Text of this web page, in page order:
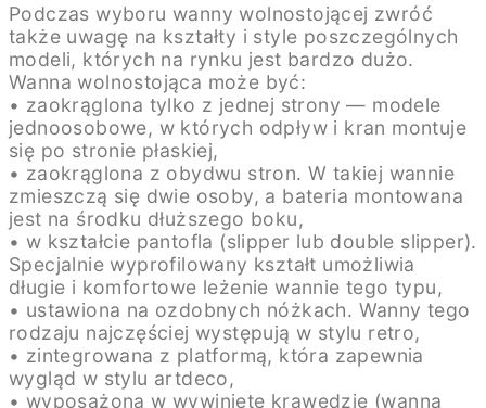
Podczas wyboru wanny wolnostojącej zwróć
także uwagę na kształty i style poszczególnych
modeli, których na rynku jest bardzo dużo.
Wanna wolnostojąca może być:
• zaokrąglona tylko z jednej strony — modele
jednoosobowe, w których odpływ i kran montuje
się po stronie płaskiej,
• zaokrąglona z obydwu stron. W takiej wannie
zmieszczą się dwie osoby, a bateria montowana
jest na środku dłuższego boku,
• w kształcie pantofla (slipper lub double slipper).
Specjalnie wyprofilowany kształt umożliwia
długie i komfortowe leżenie wannie tego typu,
• ustawiona na ozdobnych nóżkach. Wanny tego
rodzaju najczęściej występują w stylu retro,
• zintegrowana z platformą, która zapewnia
wygląd w stylu artdeco,
• wyposażona w wywinięte krawędzie (wanna